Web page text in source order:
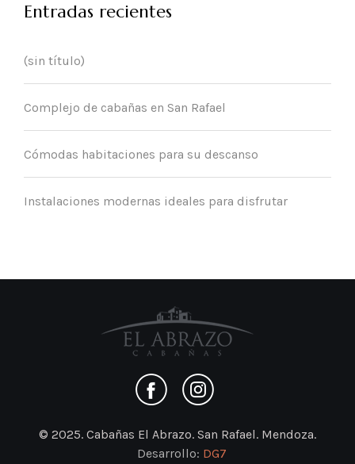
Entradas recientes
(sin título)
Complejo de cabañas en San Rafael
Cómodas habitaciones para su descanso
Instalaciones modernas ideales para disfrutar
© 2025. Cabañas El Abrazo. San Rafael. Mendoza.
Desarrollo: DG7